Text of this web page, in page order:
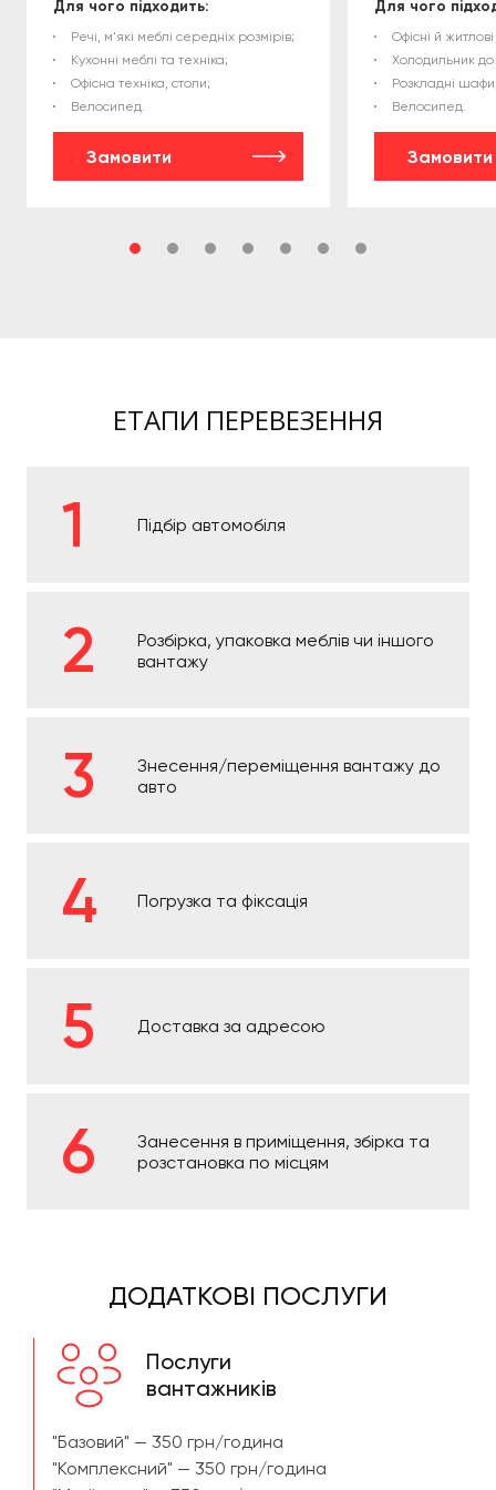
Для чого підходить:
Речі, м'які меблі середніх розмірів;
Кухонні меблі та техніка;
Офісна техніка, столи;
Велосипед.
Замовити
Для чого
Офісні й
Холодильник до
Розкладні
Велосипед.
Замовити
ЕТАПИ ПЕРЕВЕЗЕННЯ
Підбір автомобіля
Розбірка, упаковка меблів чи іншого
вантажу
Знесення/переміщення вантажу до
авто
Погрузка та фіксація
Доставка за адресою
Занесення в приміщення, збірка та
розстановка по місцям
ДОДАТКОВІ ПОСЛУГИ
Послуги
вантажників
"Базовий" — 350 грн/година
"Комплексний" — 350 грн/година